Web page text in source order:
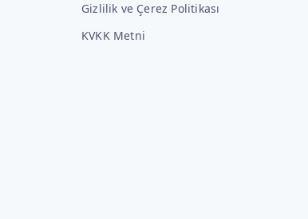
Gizlilik ve Çerez Politikası
KVKK Metni